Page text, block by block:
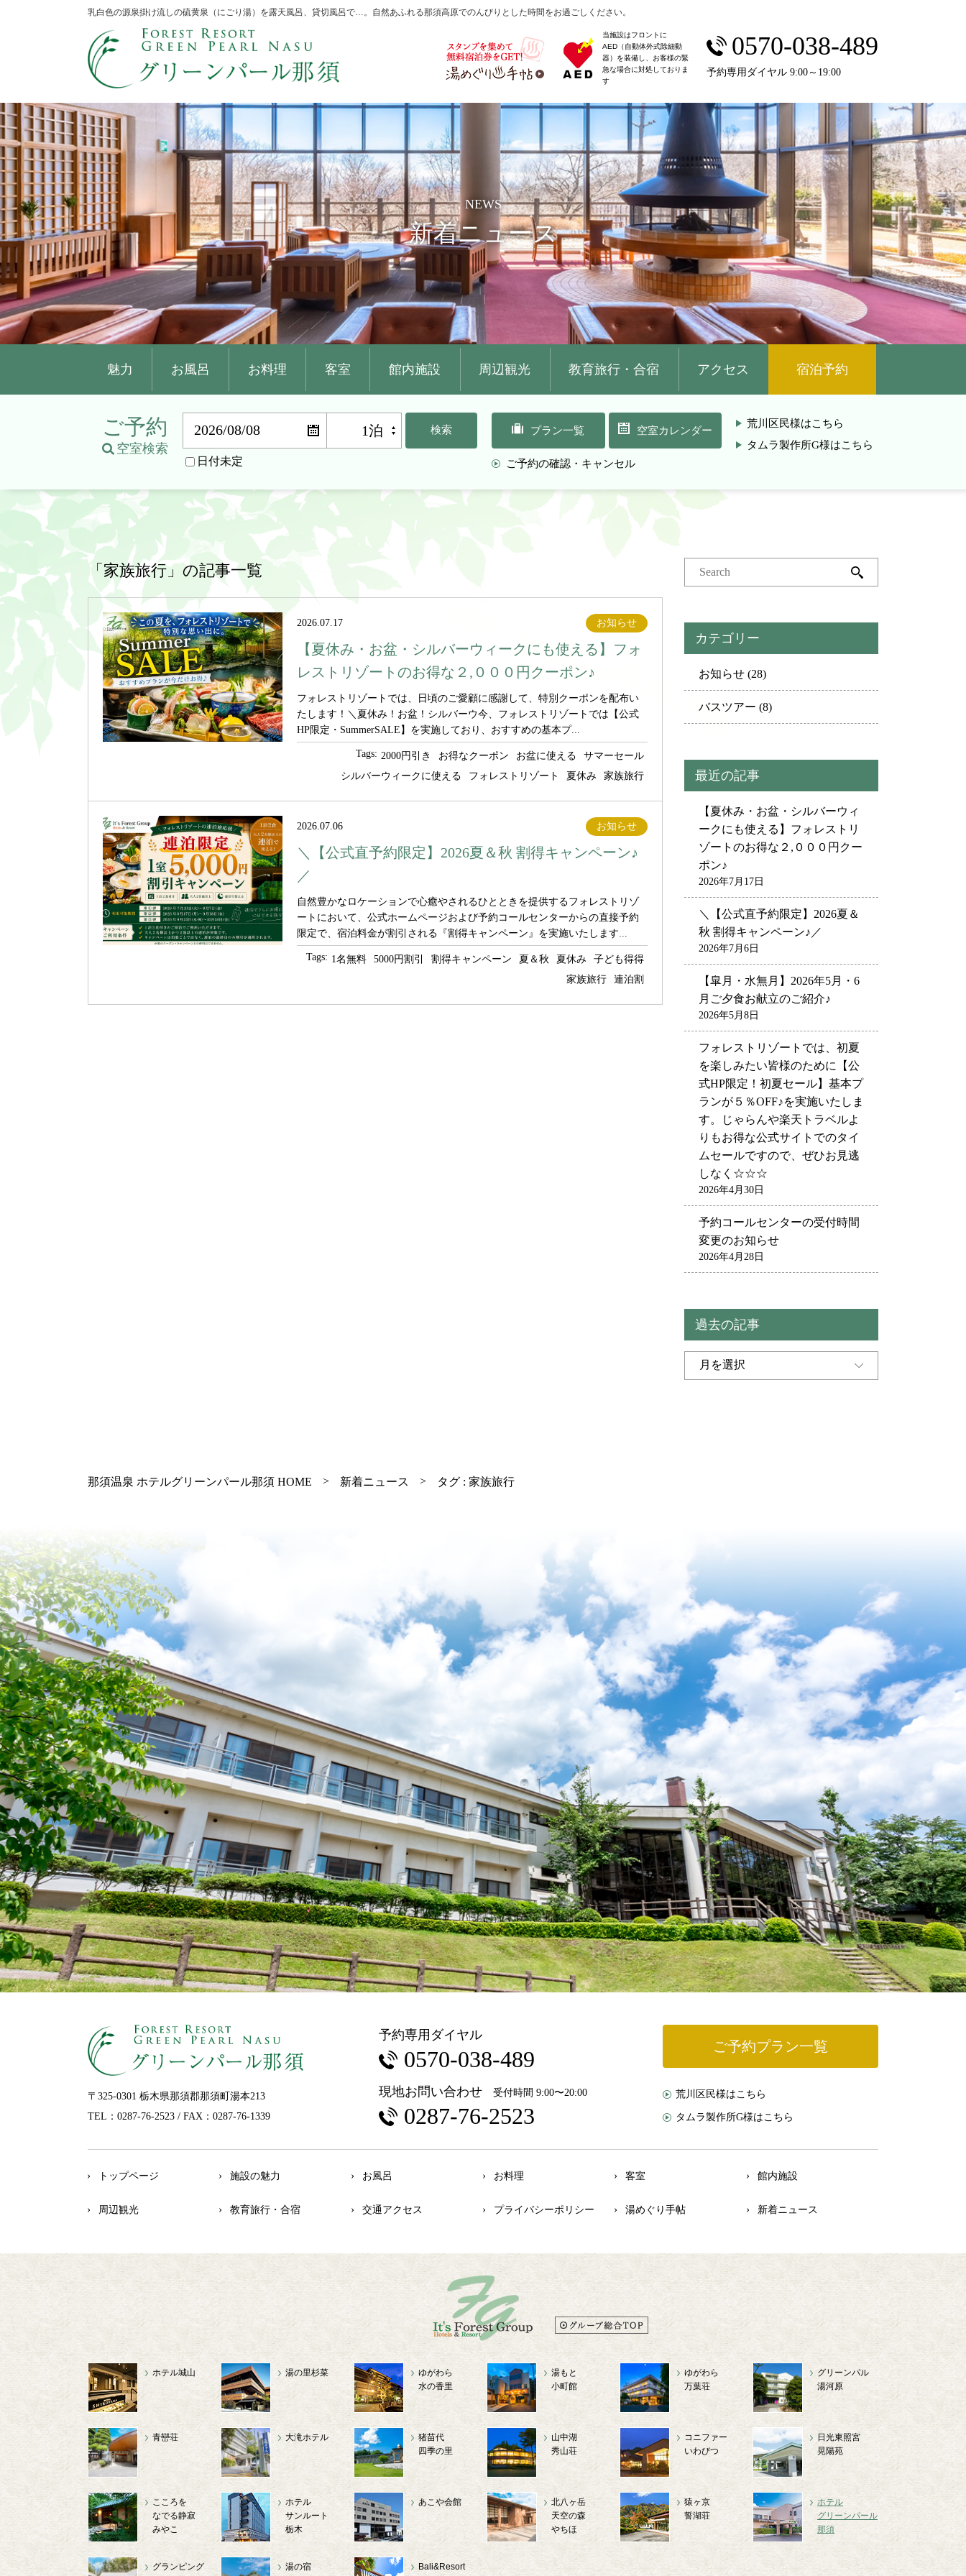
乳白色の源泉掛け流しの硫黄泉（にごり湯）を露天風呂、貸切風呂で…。自然あふれる那須高原でのんびりとした時間をお過ごしください。
当施設はフロントに
AED（自動体外式除細動
器）を装備し、お客様の緊
急な場合に対処しておりま
す
0570-038-489
予約専用ダイヤル 9:00～19:00
NEWS
新着ニュース
魅力 お風呂 お料理 客室 館内施設 周辺観光 教育旅行・合宿 アクセス 宿泊予約
ご予約
空室検索
日付未定
1泊 検索 プラン一覧 空室カレンダー
ご予約の確認・キャンセル
荒川区民様はこちら
タムラ製作所G様はこちら
「家族旅行」の記事一覧
2026.07.17 お知らせ
【夏休み・お盆・シルバーウィークにも使える】フォ
レストリゾートのお得な２,０００円クーポン♪
フォレストリゾートでは、日頃のご愛顧に感謝して、特別クーポンを配布い
たします！＼夏休み！お盆！シルバーウ今、フォレストリゾートでは【公式
HP限定・SummerSALE】を実施しており、おすすめの基本プ...
Tags: 2000円引き お得なクーポン お盆に使える
サマーセール
シルバーウィークに使える
フォレストリゾート 夏休み 家族旅行
2026.07.06 お知らせ
＼【公式直予約限定】2026夏＆秋 割得キャンペーン♪
／
自然豊かなロケーションで心癒やされるひとときを提供するフォレストリゾ
ートにおいて、公式ホームページおよび予約コールセンターからの直接予約
限定で、宿泊料金が割引される『割得キャンペーン』を実施いたします...
Tags: 1名無料 5000円割引 割得キャンペーン 夏＆秋 夏休み
子ども得得
家族旅行
連泊割
カテゴリー
お知らせ (28)
バスツアー (8)
最近の記事
【夏休み・お盆・シルバーウィ
ークにも使える】フォレストリ
ゾートのお得な２,０００円クー
ポン♪
2026年7月17日
＼【公式直予約限定】2026夏＆
秋 割得キャンペーン♪／
2026年7月6日
【皐月・水無月】2026年5月・6
月ご夕食お献立のご紹介♪
2026年5月8日
フォレストリゾートでは、初夏
を楽しみたい皆様のために【公
式HP限定！初夏セール】基本プ
ランが５％OFF♪を実施いたしま
す。じゃらんや楽天トラベルよ
りもお得な公式サイトでのタイ
ムセールですので、ぜひお見逃
しなく☆☆☆
2026年4月30日
予約コールセンターの受付時間
変更のお知らせ
2026年4月28日
過去の記事
那須温泉 ホテルグリーンパール那須 HOME 新着ニュース タグ : 家族旅行
〒325-0301 栃木県那須郡那須町湯本213
TEL：0287-76-2523 / FAX：0287-76-1339
予約専用ダイヤル
0570-038-489
現地お問い合わせ 受付時間 9:00〜20:00
0287-76-2523
ご予約プラン一覧
荒川区民様はこちら
タムラ製作所G様はこちら
トップページ 施設の魅力 お風呂 お料理 客室 館内施設
周辺観光 教育旅行・合宿 交通アクセス プライバシーポリシー 湯めぐり手帖 新着ニュース
ホテル城山 湯の里杉菜
ゆがわら
水の香里
湯もと
小町館
ゆがわら
万葉荘
グリーンパル
湯河原
青巒荘 大滝ホテル
猪苗代
四季の里
山中湖
秀山荘
コニファー
いわびつ
日光東照宮
晃陽苑
こころを
なでる静寂
みやこ
ホテル
サンルート
栃木
あこや会館
北八ヶ岳
天空の森
やちほ
猿ヶ京
誓湖荘
ホテル
グリーンパール
那須
グランピング
湯の宿
Bali&Resort